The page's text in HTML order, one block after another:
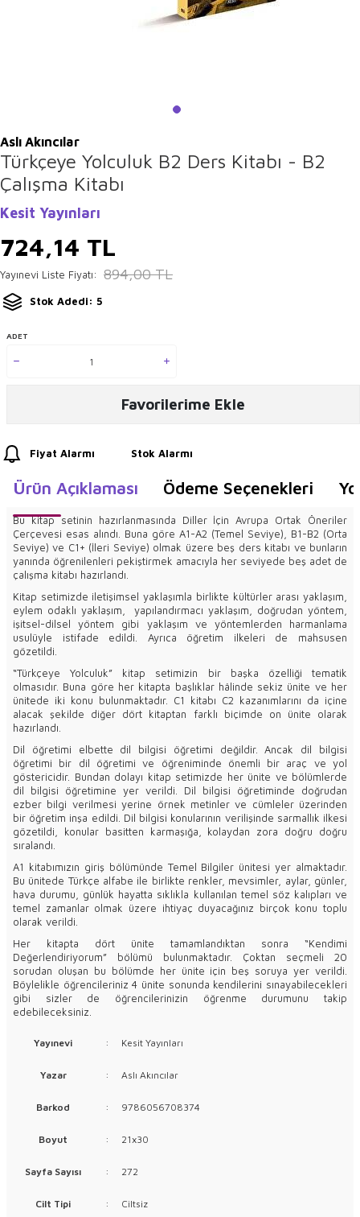
Aslı Akıncılar
Türkçeye Yolculuk B2 Ders Kitabı - B2
Çalışma Kitabı
Kesit Yayınları
724,14 TL
Yayınevi Liste Fiyatı: 894,00TL
Stok Adedi: 5
ADET
Favorilerime Ekle
Fiyat Alarmı Stok Alarmı
Ürün Açıklaması Ödeme Seçenekleri
Bu kitap setinin hazırlanmasında Diller İçin Avrupa Ortak Öneriler
Çerçevesi esas alındı. Buna göre A1-A2 (Temel Seviye), B1-B2 (Orta
Seviye) ve C1+ (İleri Seviye) olmak üzere beş ders kitabı ve bunların
yanında öğrenilenleri pekiştirmek amacıyla her seviyede beş adet de
çalışma kitabı hazırlandı.
Kitap setimizde iletişimsel yaklaşımla birlikte kültürler arası yaklaşım,
eylem odaklı yaklaşım, yapılandırmacı yaklaşım, doğrudan yöntem,
işitsel-dilsel yöntem gibi yaklaşım ve yöntemlerden harmanlama
usulüyle istifade edildi. Ayrıca öğretim ilkeleri de mahsusen
gözetildi.
“Türkçeye Yolculuk” kitap setimizin bir başka özelliği tematik
olmasıdır. Buna göre her kitapta başlıklar hâlinde sekiz ünite ve her
ünitede iki konu bulunmaktadır. C1 kitabı C2 kazanımlarını da içine
alacak şekilde diğer dört kitaptan farklı biçimde on ünite olarak
hazırlandı.
Dil öğretimi elbette dil bilgisi öğretimi değildir. Ancak dil bilgisi
öğretimi bir dil öğretimi ve öğreniminde önemli bir araç ve yol
göstericidir. Bundan dolayı kitap setimizde her ünite ve bölümlerde
dil bilgisi öğretimine yer verildi. Dil bilgisi öğretiminde doğrudan
ezber bilgi verilmesi yerine örnek metinler ve cümleler üzerinden
bir öğretim inşa edildi. Dil bilgisi konularının verilişinde sarmallık ilkesi
gözetildi, konular basitten karmaşığa, kolaydan zora doğru doğru
sıralandı.
A1 kitabımızın giriş bölümünde Temel Bilgiler ünitesi yer almaktadır.
Bu ünitede Türkçe alfabe ile birlikte renkler, mevsimler, aylar, günler,
hava durumu, günlük hayatta sıklıkla kullanılan temel söz kalıpları ve
temel zamanlar olmak üzere ihtiyaç duyacağınız birçok konu toplu
olarak verildi.
Her kitapta dört ünite tamamlandıktan sonra “Kendimi
Değerlendiriyorum” bölümü bulunmaktadır. Çoktan seçmeli 20
sorudan oluşan bu bölümde her ünite için beş soruya yer verildi.
Böylelikle öğrencileriniz 4 ünite sonunda kendilerini sınayabilecekleri
gibi sizler de öğrencilerinizin öğrenme durumunu takip
edebileceksiniz.
Yayınevi : Kesit Yayınları
Yazar : Aslı Akıncılar
Barkod : 9786056708374
Boyut : 21x30
Sayfa Sayısı : 272
Cilt Tipi : Ciltsiz